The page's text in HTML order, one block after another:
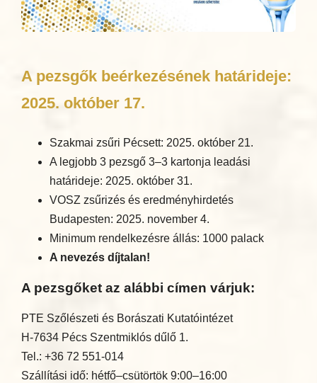
A pezsgők beérkezésének határideje:
2025. október 17.
Szakmai zsűri Pécsett: 2025. október 21.
A legjobb 3 pezsgő 3–3 kartonja leadási
határideje: 2025. október 31.
VOSZ zsűrizés és eredményhirdetés
Budapesten: 2025. november 4.
Minimum rendelkezésre állás: 1000 palack
A nevezés díjtalan!
A pezsgőket az alábbi címen várjuk:
PTE Szőlészeti és Borászati Kutatóintézet
H-7634 Pécs Szentmiklós dűlő 1.
Tel.: +36 72 551-014
Szállítási idő: hétfő–csütörtök 9:00–16:00